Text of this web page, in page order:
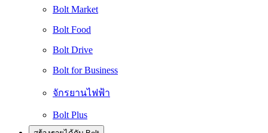
Bolt Market
Bolt Food
Bolt Drive
Bolt for Business
จักรยานไฟฟ้า
Bolt Plus